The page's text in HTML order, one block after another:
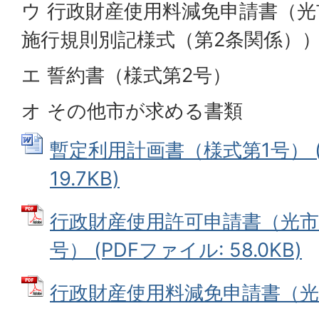
ウ 行政財産使用料減免申請書（
施行規則別記様式（第2条関係）
エ 誓約書（様式第2号）
オ その他市が求める書類
暫定利用計画書（様式第1号
19.7KB)
行政財産使用許可申請書（光
号） (PDFファイル: 58.0KB)
行政財産使用料減免申請書（